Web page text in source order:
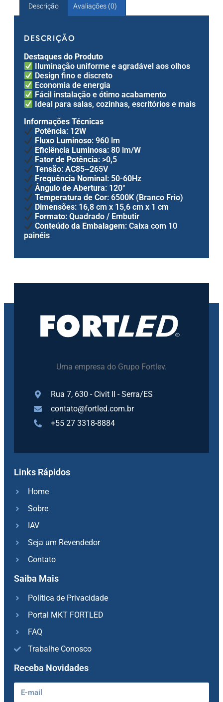
Descrição Avaliações (0)
DESCRIÇÃO
Destaques do Produto
Iluminação uniforme e agradável aos olhos
Design fino e discreto
Economia de energia
Fácil instalação e ótimo acabamento
Ideal para salas, cozinhas, escritórios e mais
Informações Técnicas
Potência: 12W
Fluxo Luminoso: 960 lm
Eficiência Luminosa: 80 lm/W
Fator de Potência: >0,5
Tensão: AC85~265V
Frequência Nominal: 50-60Hz
Ângulo de Abertura: 120°
Temperatura de Cor: 6500K (Branco Frio)
Dimensões: 16,8 cm x 15,6 cm x 1 cm
Formato: Quadrado / Embutir
Conteúdo da Embalagem: Caixa com 10
painéis
Uma empresa do Grupo Fortlev.
Rua 7, 630 - Civit II - Serra/ES
contato@fortled.com.br
+55 27 3318-8884
Links Rápidos
Home
Sobre
IAV
Seja um Revendedor
Contato
Saiba Mais
Política de Privacidade
Portal MKT FORTLED
FAQ
Trabalhe Conosco
Receba Novidades